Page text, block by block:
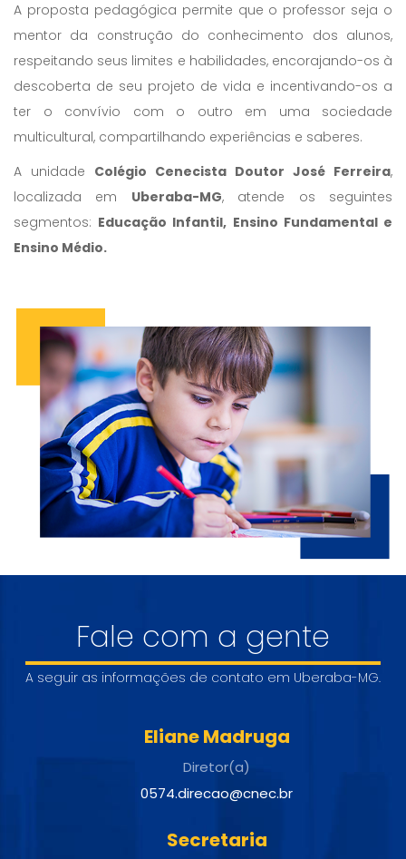
A proposta pedagógica permite que o professor seja o
mentor da construção do conhecimento dos alunos,
respeitando seus limites e habilidades, encorajando-os à
descoberta de seu projeto de vida e incentivando-os a
ter o convívio com o outro em uma sociedade
multicultural, compartilhando experiências e saberes.
A unidade Colégio Cenecista Doutor José Ferreira,
localizada em Uberaba-MG, atende os seguintes
segmentos: Educação Infantil, Ensino Fundamental e
Ensino Médio.
Fale com a gente
A seguir as informações de contato em Uberaba-MG.
Eliane Madruga
Diretor(a)
0574.direcao@cnec.br
Secretaria